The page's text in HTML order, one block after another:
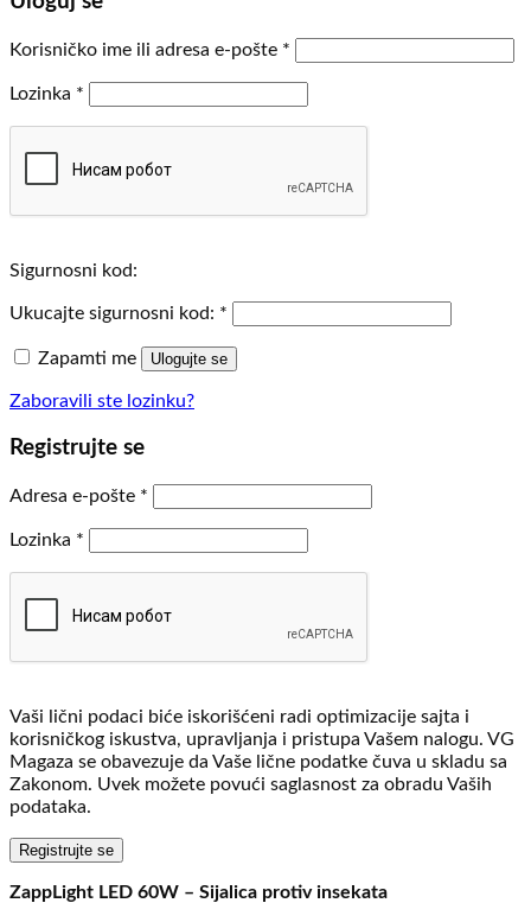
Korisničko ime ili adresa e-pošte *
Lozinka *
Sigurnosni kod:
Ukucajte sigurnosni kod: *
Zapamti me Ulogujte se
Zaboravili ste lozinku?
Registrujte se
Adresa e-pošte *
Lozinka *
Vaši lični podaci biće iskorišćeni radi optimizacije sajta i
korisničkog iskustva, upravljanja i pristupa Vašem nalogu. VG
Magaza se obavezuje da Vaše lične podatke čuva u skladu sa
Zakonom. Uvek možete povući saglasnost za obradu Vaših
podataka.
Registrujte se
ZappLight LED 60W – Sijalica protiv insekata